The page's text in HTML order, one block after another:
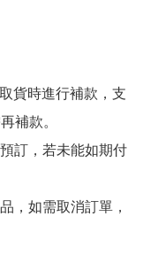
貨時進行補款，支
補款。
訂，若未能如期付
，如需取消訂單，